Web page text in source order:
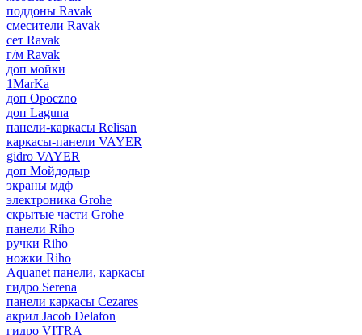
поддоны Ravak
смесители Ravak
сет Ravak
г/м Ravak
доп мойки
1MarKa
доп Opoczno
доп Laguna
панели-каркасы Relisan
каркасы-панели VAYER
gidro VAYER
доп Мойдодыр
экраны мдф
электроника Grohe
скрытые части Grohe
панели Riho
ручки Riho
ножки Riho
Aquanet панели, каркасы
гидро Serena
панели каркасы Cezares
акрил Jacob Delafon
гидро VITRA